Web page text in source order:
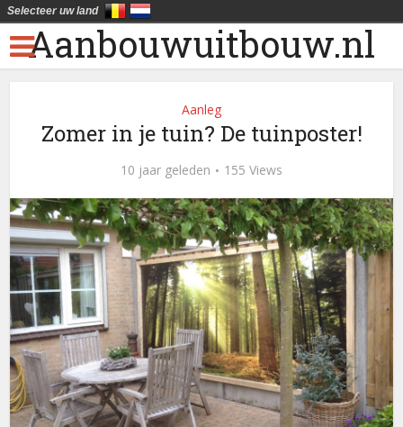
Aanbouwuitbouw.nl
Aanleg
Zomer in je tuin? De tuinposter!
10 jaar geleden 155 Views
Selecteer uw land